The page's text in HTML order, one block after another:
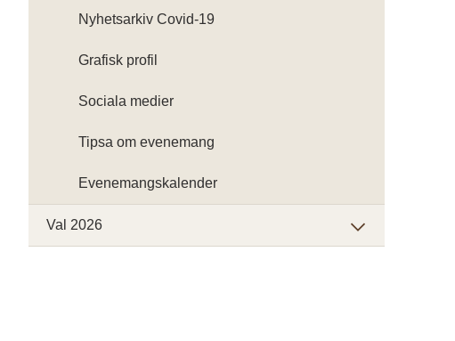
Nyhetsarkiv Covid-19
Grafisk profil
Sociala medier
Tipsa om evenemang
Evenemangskalender
Val 2026